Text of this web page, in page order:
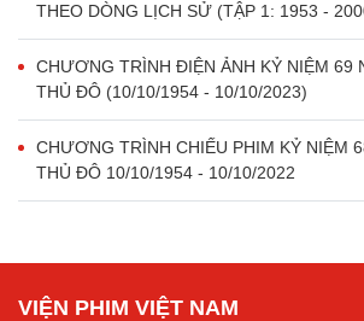
THEO DÒNG LỊCH SỬ (TẬP 1: 1953 -
CHƯƠNG TRÌNH ĐIỆN ẢNH KỶ NIỆM 69
THỦ ĐÔ (10/10/1954 - 10/10/2023)
CHƯƠNG TRÌNH CHIẾU PHIM KỶ NIỆM
THỦ ĐÔ 10/10/1954 - 10/10/2022
VIỆN PHIM VIỆT NAM